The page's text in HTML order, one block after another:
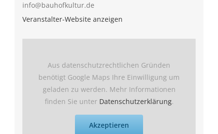
info@bauhofkultur.de
Veranstalter-Website anzeigen
Aus datenschutzrechtlichen Gründen
benötigt Google Maps Ihre Einwilligung um
geladen zu werden. Mehr Informationen
finden Sie unter Datenschutzerklärung.
Akzeptieren